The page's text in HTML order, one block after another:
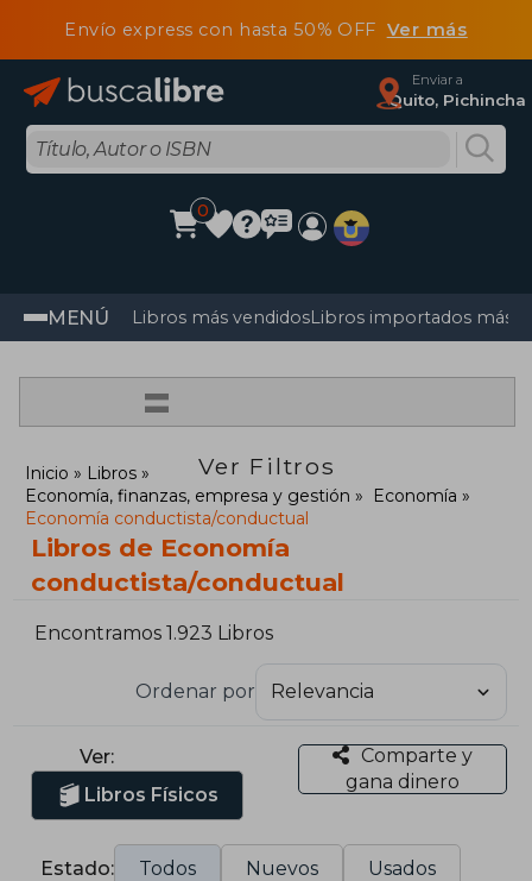
Envío express con hasta 50% OFF Ver más
Enviar a
Quito, Pichincha
0
MENÚ Libros más vendidosLibros importados más
=
Ver Filtros
Inicio
Libros
Economía, finanzas, empresa y gestión
Economía
Economía conductista/conductual
Libros de Economía
conductista/conductual
Encontramos 1.923 Libros
Ordenar por
Ver:
Libros Físicos
Comparte y
gana dinero
Estado: Todos Nuevos Usados